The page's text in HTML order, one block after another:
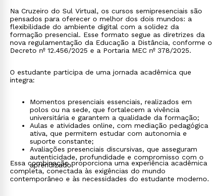
Na Cruzeiro do Sul Virtual, os cursos semipresenciais são
pensados para oferecer o melhor dos dois mundos: a
flexibilidade do ambiente digital com a solidez da
formação presencial. Esse formato segue as diretrizes da
nova regulamentação da Educação a Distância, conforme o
Decreto nº 12.456/2025 e a Portaria MEC nº 378/2025.
O estudante participa de uma jornada acadêmica que
integra:
Momentos presenciais essenciais, realizados em
polos ou na sede, que fortalecem a vivência
universitária e garantem a qualidade da formação;
Aulas e atividades online, com mediação pedagógica
ativa, que permitem estudar com autonomia e
suporte constante;
Avaliações presenciais discursivas, que asseguram
autenticidade, profundidade e compromisso com o
aprendizado.
Essa combinação proporciona uma experiência acadêmica
completa, conectada às exigências do mundo
contemporâneo e às necessidades do estudante moderno.